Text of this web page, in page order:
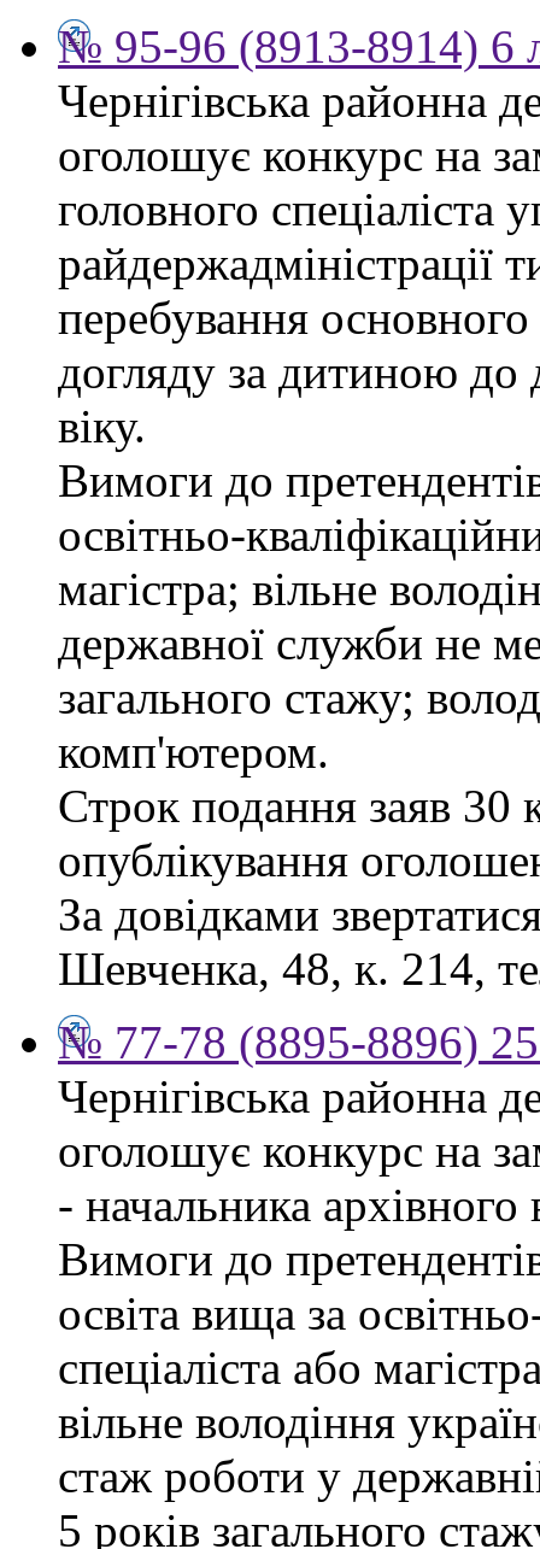
№ 95-96 (8913-8914) 6
Чернігівська районна
оголошує конкурс на
головного спеціаліста
райдержадміністрації
перебування
догляду за дитиною до
віку.
Вимоги до
освітньо-
магістра; вільне
державної служби не
загального стажу;
комп'ютером.
Строк подання заяв 30
опублікування
За довідками
Шевченка, 48, к. 214,
№ 77-78 (8895-8896) 25
Чернігівська районна
оголошує конкурс на
- начальника архівного
Вимоги до
освіта вища за
спеціаліста або
вільне володіння
стаж роботи у
5 років загального